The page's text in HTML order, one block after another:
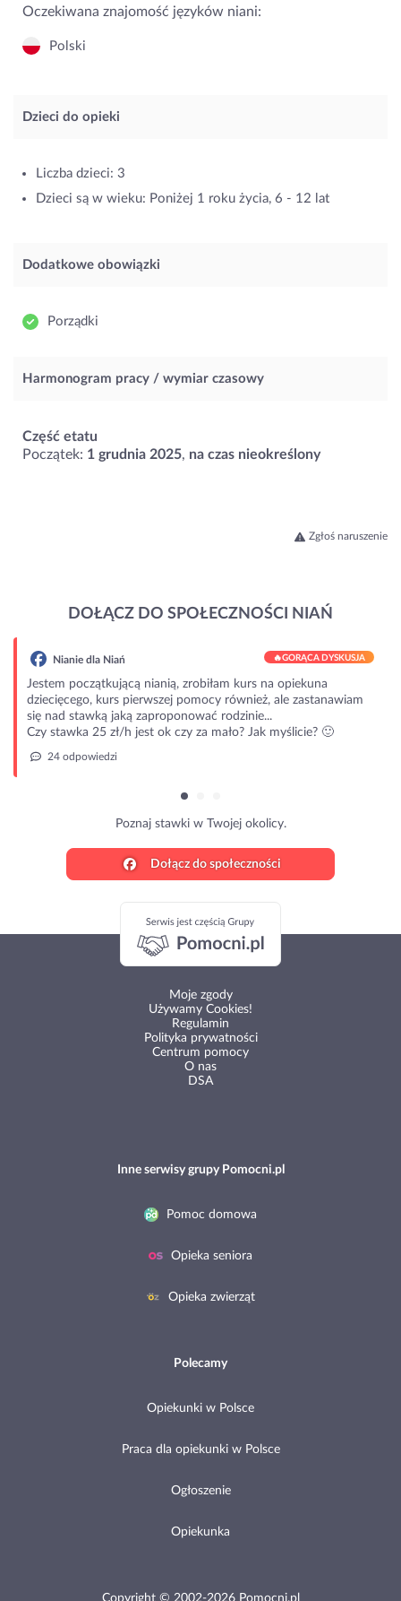
Oczekiwana znajomość języków niani:
Polski
Dzieci do opieki
Liczba dzieci: 3
Dzieci są w wieku: Poniżej 1 roku życia, 6 - 12 lat
Dodatkowe obowiązki
Porządki
Harmonogram pracy / wymiar czasowy
Część etatu
Początek: 1 grudnia 2025, na czas nieokreślony
Zgłoś naruszenie
DOŁĄCZ DO SPOŁECZNOŚCI NIAŃ
Nianie dla Niań 🔥GORĄCA DYSKUSJA
Jestem początkującą nianią, zrobiłam kurs na opiekuna
dziecięcego, kurs pierwszej pomocy również, ale zastanawiam
się nad stawką jaką zaproponować rodzinie...
Czy stawka 25 zł/h jest ok czy za mało? Jak myślicie? 🙂
24 odpowiedzi
Poznaj stawki w Twojej okolicy.
Dołącz do społeczności
Moje zgody
Używamy Cookies!
Regulamin
Polityka prywatności
Centrum pomocy
O nas
DSA
Inne serwisy grupy Pomocni.pl
Pomoc domowa
Opieka seniora
Opieka zwierząt
Polecamy
Opiekunki w Polsce
Praca dla opiekunki w Polsce
Ogłoszenie
Opiekunka